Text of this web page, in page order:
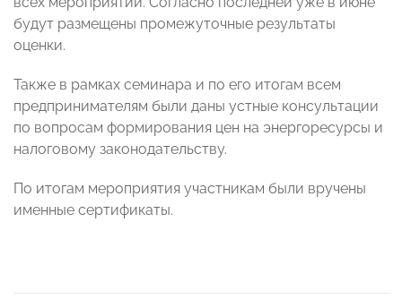
будут размещены промежуточные результаты
оценки.
Также в рамках семинара и по его итогам всем
предпринимателям были даны устные консультации
по вопросам формирования цен на энергоресурсы и
налоговому законодательству.
По итогам мероприятия участникам были вручены
именные сертификаты.